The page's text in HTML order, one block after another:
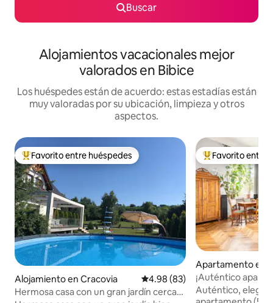
Buscar
Alojamientos vacacionales mejor
valorados en Bibice
Los huéspedes están de acuerdo: estas estadías están
muy valoradas por su ubicación, limpieza y otros
aspectos.
Favorito entre huéspedes preferido
Favorito entre huéspedes
Alojamiento en Cracovia Calificación promedio: 4.98 de
4.98 (83)
Hermosa casa con un gran jardín cerca
Favorito entre
Favorito entre
Apartamento en
¡Auténtico
con vistas!
Auténtico,